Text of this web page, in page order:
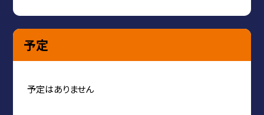
予定
予定はありません